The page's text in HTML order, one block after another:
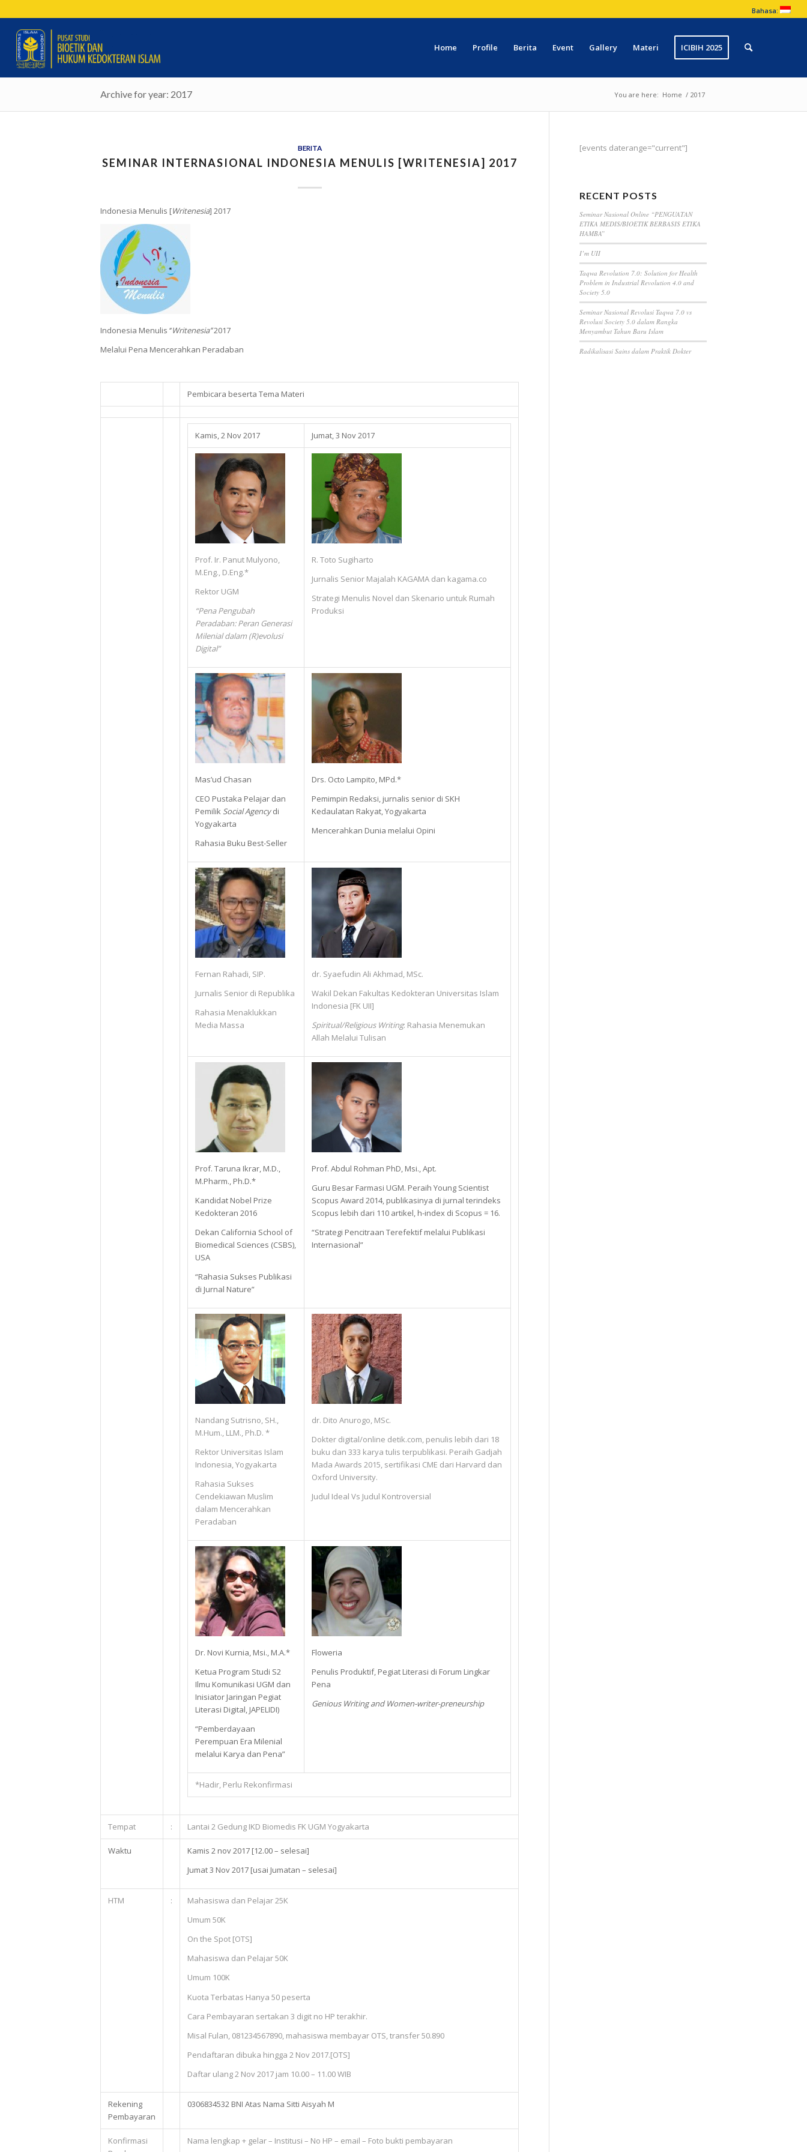
Bahasa:
Home Profile Berita Event Gallery Materi ICIBIH 2025
Archive for year: 2017 You are here: Home / 2017
BERITA
SEMINAR INTERNASIONAL INDONESIA MENULIS [WRITENESIA] 2017
Indonesia Menulis [Writenesia] 2017
Indonesia Menulis ‘’Writenesia’’2017
Melalui Pena Mencerahkan Peradaban
Pembicara beserta Tema Materi
Kamis, 2 Nov 2017 Jumat, 3 Nov 2017
Prof. Ir. Panut Mulyono,
M.Eng., D.Eng.*
Rektor UGM
“Pena Pengubah
Peradaban: Peran Generasi
Milenial dalam (R)evolusi
Digital”
R. Toto Sugiharto
Jurnalis Senior Majalah KAGAMA dan kagama.co
Strategi Menulis Novel dan Skenario untuk Rumah
Produksi
Mas’ud Chasan
CEO Pustaka Pelajar dan
Pemilik Social Agencydi
Yogyakarta
Rahasia Buku Best-Seller
Drs. Octo Lampito, MPd.*
Pemimpin Redaksi, jurnalis senior di SKH
Kedaulatan Rakyat, Yogyakarta
Mencerahkan Dunia melalui Opini
Fernan Rahadi, SIP.
Jurnalis Senior di Republika
Rahasia Menaklukkan
Media Massa
dr. Syaefudin Ali Akhmad, MSc.
Wakil Dekan Fakultas Kedokteran Universitas Islam
Indonesia [FK UII]
Spiritual/Religious Writing: Rahasia Menemukan
Allah Melalui Tulisan
Prof. Taruna Ikrar, M.D.,
M.Pharm., Ph.D.*
Kandidat Nobel Prize
Kedokteran 2016
Dekan California School of
Biomedical Sciences (CSBS),
USA
“Rahasia Sukses Publikasi
di Jurnal Nature”
Prof. Abdul Rohman PhD, Msi., Apt.
Guru Besar Farmasi UGM. Peraih Young Scientist
Scopus Award 2014, publikasinya di jurnal terindeks
Scopus lebih dari 110 artikel, h-index di Scopus = 16.
“Strategi Pencitraan Terefektif melalui Publikasi
Internasional”
Nandang Sutrisno, SH.,
M.Hum., LLM., Ph.D. *
Rektor Universitas Islam
Indonesia, Yogyakarta
Rahasia Sukses
Cendekiawan Muslim
dalam Mencerahkan
Peradaban
dr. Dito Anurogo, MSc.
Dokter digital/online detik.com, penulis lebih dari 18
buku dan 333 karya tulis terpublikasi. Peraih Gadjah
Mada Awards 2015, sertifikasi CME dari Harvard dan
Oxford University.
Judul Ideal Vs Judul Kontroversial
Dr. Novi Kurnia, Msi., M.A.*
Ketua Program Studi S2
Ilmu Komunikasi UGM dan
Inisiator Jaringan Pegiat
Literasi Digital, JAPELIDI)
“Pemberdayaan
Perempuan Era Milenial
melalui Karya dan Pena”
Floweria
Penulis Produktif, Pegiat Literasi di Forum Lingkar
Pena
Genious Writing and Women-writer-preneurship
*Hadir, Perlu Rekonfirmasi
Tempat : Lantai 2 Gedung IKD Biomedis FK UGM Yogyakarta
Waktu
Kamis 2 nov 2017 [12.00 – selesai]
Jumat 3 Nov 2017 [usai Jumatan – selesai]
HTM :
Mahasiswa dan Pelajar 25K
Umum 50K
On the Spot [OTS]
Mahasiswa dan Pelajar 50K
Umum 100K
Kuota Terbatas Hanya 50 peserta
Cara Pembayaran sertakan 3 digit no HP terakhir.
Misal Fulan, 081234567890, mahasiswa membayar OTS, transfer 50.890
Pendaftaran dibuka hingga 2 Nov 2017.[OTS]
Daftar ulang 2 Nov 2017 jam 10.00 – 11.00 WIB
Rekening
Pembayaran
0306834532 BNI Atas Nama Sitti Aisyah M
Konfirmasi
Nama lengkap + gelar – Institusi – No HP – email – Foto bukti pembayaran
[events daterange="current"]
RECENT POSTS
Seminar Nasional Online “PENGUATAN
ETIKA MEDIS/BIOETIK BERBASIS ETIKA
HAMBA”
I’m UII
Taqwa Revolution 7.0: Solution for Health
Problem in Industrial Revolution 4.0 and
Society 5.0
Seminar Nasional Revolusi Taqwa 7.0 vs
Revolusi Society 5.0 dalam Rangka
Menyambut Tahun Baru Islam
Radikalisasi Sains dalam Praktik Dokter